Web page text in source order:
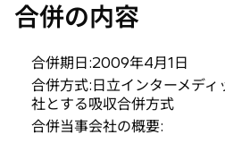
合併の内容
合併期日:2009年4月1日
合併方式:日立インターメデ
社とする吸収合併方式
合併当事会社の概要: